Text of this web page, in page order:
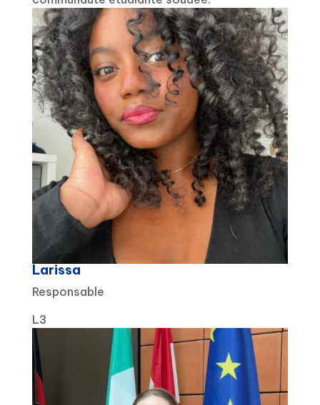
Larissa
Responsable
L3